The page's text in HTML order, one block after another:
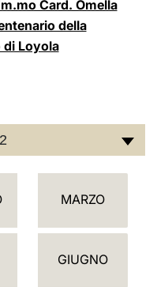
Card. Omella
della
di Loyola
MARZO
GIUGNO